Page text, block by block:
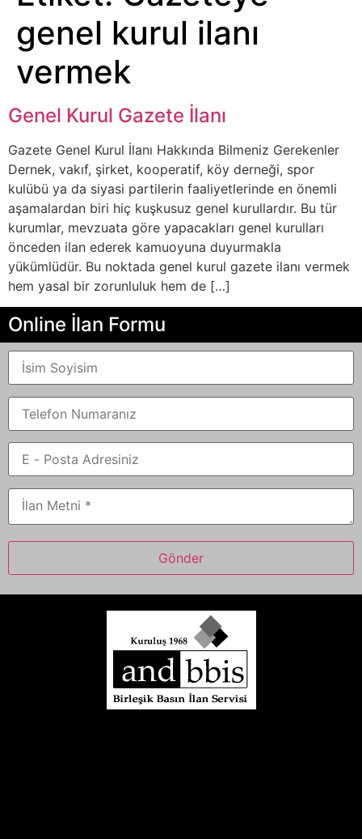
genel kurul ilanı
vermek
Genel Kurul Gazete İlanı
Gazete Genel Kurul İlanı Hakkında Bilmeniz Gerekenler
Dernek, vakıf, şirket, kooperatif, köy derneği, spor
kulübü ya da siyasi partilerin faaliyetlerinde en önemli
aşamalardan biri hiç kuşkusuz genel kurullardır. Bu tür
kurumlar, mevzuata göre yapacakları genel kurulları
önceden ilan ederek kamuoyuna duyurmakla
yükümlüdür. Bu noktada genel kurul gazete ilanı vermek
hem yasal bir zorunluluk hem de […]
Online İlan Formu